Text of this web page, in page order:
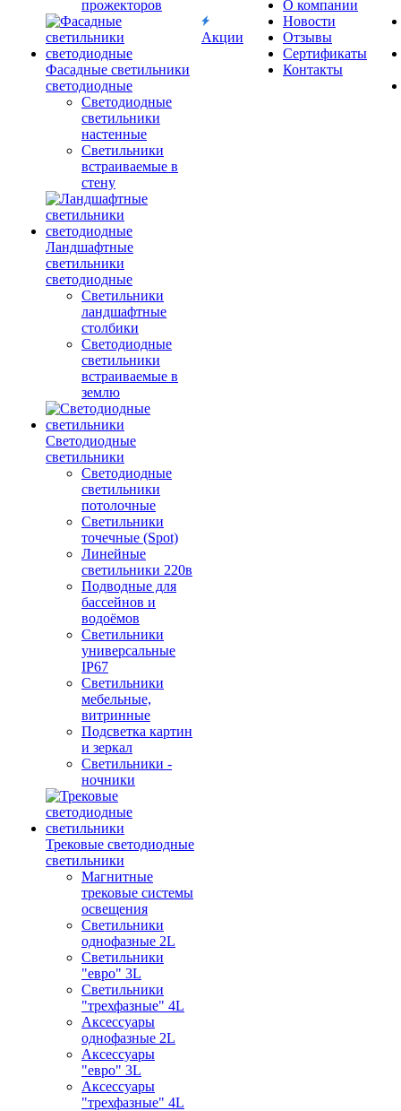
прожекторов
Фасадные светильники
светодиодные
Светодиодные
светильники
настенные
Светильники
встраиваемые в
стену
Ландшафтные
светильники
светодиодные
Светильники
ландшафтные
столбики
Светодиодные
светильники
встраиваемые в
землю
Светодиодные
светильники
Светодиодные
светильники
потолочные
Светильники
точечные (Spot)
Линейные
светильники 220в
Подводные для
бассейнов и
водоёмов
Светильники
универсальные
IP67
Светильники
мебельные,
витринные
Подсветка картин
и зеркал
Светильники -
ночники
Трековые светодиодные
светильники
Магнитные
трековые системы
освещения
Светильники
однофазные 2L
Светильники
"евро" 3L
Светильники
"трехфазные" 4L
Аксессуары
однофазные 2L
Аксессуары
"евро" 3L
Аксессуары
"трехфазные" 4L
Акции
О компании
Новости
Отзывы
Сертификаты
Контакты